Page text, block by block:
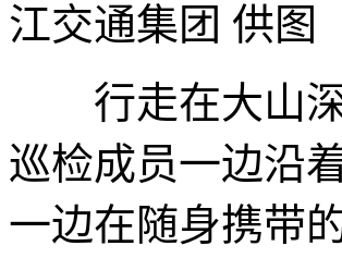
江交通集团 供图
行走在大山深
巡检成员一边沿
一边在随身携带